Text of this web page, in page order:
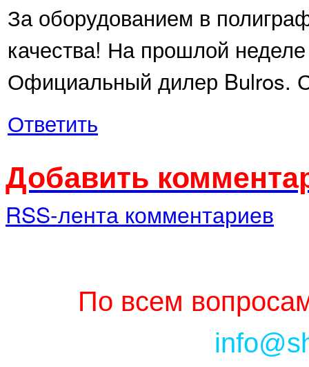
За оборудованием в
качества! На прошлой
Официальный дилер Bulros.
Ответить
Добавить
RSS-лента комментариев
По всем